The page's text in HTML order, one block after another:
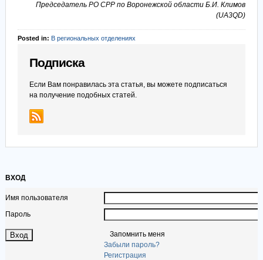
Председатель РО СРР по Воронежской области Б.И. Климов
(UA3QD)
Posted in: В региональных отделениях
Подписка
Если Вам понравилась эта статья, вы можете подписаться
на получение подобных статей.
ВХОД
Имя пользователя
Пароль
Запомнить меня
Забыли пароль?
Регистрация